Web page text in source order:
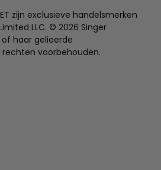
zijn exclusieve handelsmerken
LLC. © 2026 Singer
of haar gelieerde
voorbehouden.